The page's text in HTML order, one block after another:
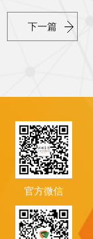
下一篇
官方微信